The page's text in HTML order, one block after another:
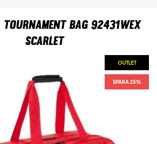
Bag 92431WEX
Scarlet
OUTLET
SPARA 25%